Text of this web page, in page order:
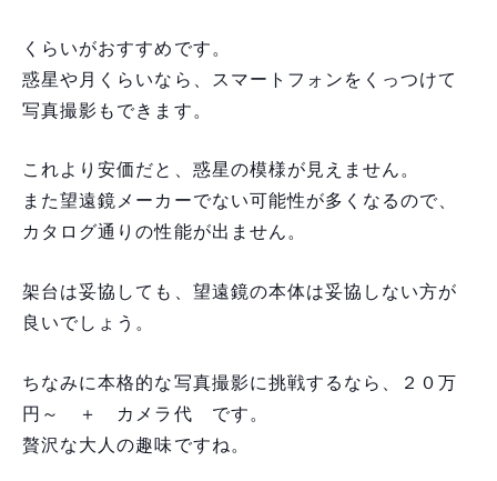
くらいがおすすめです。
惑星や月くらいなら、スマートフォンをくっつけて
写真撮影もできます。
これより安価だと、惑星の模様が見えません。
また望遠鏡メーカーでない可能性が多くなるので、
カタログ通りの性能が出ません。
架台は妥協しても、望遠鏡の本体は妥協しない方が
良いでしょう。
ちなみに本格的な写真撮影に挑戦するなら、２０万
円～ ＋ カメラ代 です。
贅沢な大人の趣味ですね。